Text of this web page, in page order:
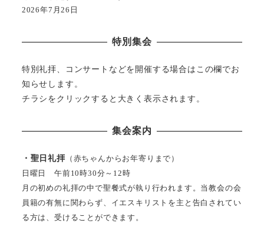
2026年7月26日
特別集会
特別礼拝、コンサートなどを開催する場合はこの欄でお
知らせします。
チラシをクリックすると大きく表示されます。
集会案内
・聖日礼拝 （赤ちゃんからお年寄りまで）
日曜日 午前10時30分～12時
月の初めの礼拝の中で聖餐式が執り行われます。当教会の会
員籍の有無に関わらず、イエスキリストを主と告白されてい
る方は、受けることができます。